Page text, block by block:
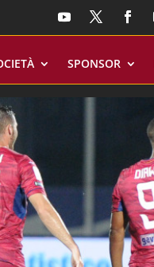
SPONSOR